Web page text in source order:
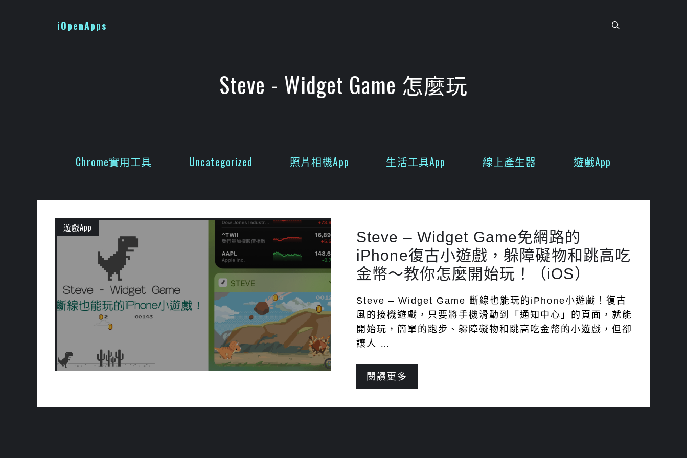
iOpenApps
Steve - Widget Game 怎麼玩
Chrome實用工具 Uncategorized 照片相機App 生活工具App 線上產生器 遊戲App
遊戲App
Steve – Widget Game免網路的
iPhone復古小遊戲，躲障礙物和跳高吃
金幣～教你怎麼開始玩！（iOS）
Steve – Widget Game 斷線也能玩的iPhone小遊戲！復古
風的接機遊戲，只要將手機滑動到「通知中心」的頁面，就能
開始玩，簡單的跑步、躲障礙物和跳高吃金幣的小遊戲，但卻
讓人 …
閱讀更多